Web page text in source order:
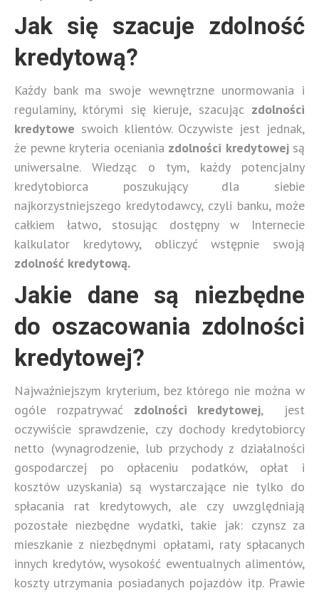
Jak się szacuje zdolność
kredytową?
Każdy bank ma swoje wewnętrzne unormowania i
regulaminy, którymi się kieruje, szacując zdolności
kredytowe swoich klientów. Oczywiste jest jednak,
że pewne kryteria oceniania zdolności kredytowejsą
uniwersalne. Wiedząc o tym, każdy potencjalny
kredytobiorca poszukujący dla siebie
najkorzystniejszego kredytodawcy, czyli banku, może
całkiem łatwo, stosując dostępny w Internecie
kalkulator kredytowy, obliczyć wstępnie swoją
zdolność kredytową.
Jakie dane są niezbędne
do oszacowania zdolności
kredytowej?
Najważniejszym kryterium, bez którego nie można w
ogóle rozpatrywać zdolności kredytowej, jest
oczywiście sprawdzenie, czy dochody kredytobiorcy
netto (wynagrodzenie, lub przychody z działalności
gospodarczej po opłaceniu podatków, opłat i
kosztów uzyskania) są wystarczające nie tylko do
spłacania rat kredytowych, ale czy uwzględniają
pozostałe niezbędne wydatki, takie jak: czynsz za
mieszkanie z niezbędnymi opłatami, raty spłacanych
innych kredytów, wysokość ewentualnych alimentów,
koszty utrzymania posiadanych pojazdów itp. Prawie